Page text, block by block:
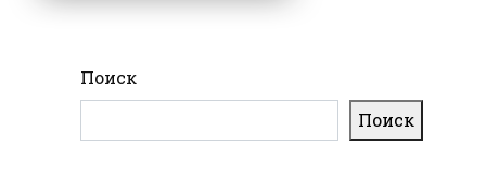
Поиск
Поиск